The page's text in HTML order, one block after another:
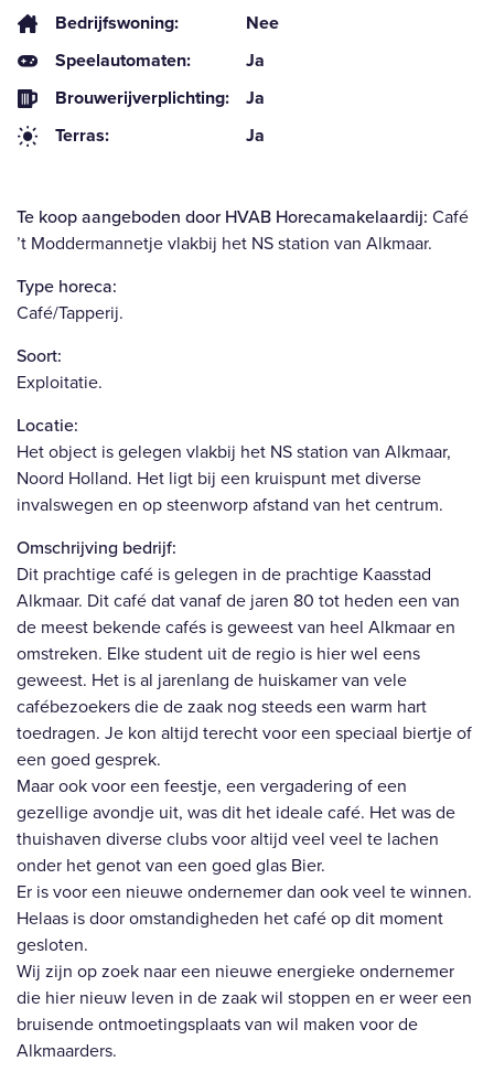
Bedrijfswoning:
Nee
Speelautomaten:
Ja
Brouwerijverplichting:
Ja
Terras:
Ja
Te koop aangeboden door HVAB Horecamakelaardij: Café
’t Moddermannetje vlakbij het NS station van Alkmaar.
Type horeca:
Café/Tapperij.
Soort:
Exploitatie.
Locatie:
Het object is gelegen vlakbij het NS station van Alkmaar,
Noord Holland. Het ligt bij een kruispunt met diverse
invalswegen en op steenworp afstand van het centrum.
Omschrijving bedrijf:
Dit prachtige café is gelegen in de prachtige Kaasstad
Alkmaar. Dit café dat vanaf de jaren 80 tot heden een van
de meest bekende cafés is geweest van heel Alkmaar en
omstreken. Elke student uit de regio is hier wel eens
geweest. Het is al jarenlang de huiskamer van vele
cafébezoekers die de zaak nog steeds een warm hart
toedragen. Je kon altijd terecht voor een speciaal biertje of
een goed gesprek.
Maar ook voor een feestje, een vergadering of een
gezellige avondje uit, was dit het ideale café. Het was de
thuishaven diverse clubs voor altijd veel veel te lachen
onder het genot van een goed glas Bier.
Er is voor een nieuwe ondernemer dan ook veel te winnen.
Helaas is door omstandigheden het café op dit moment
gesloten.
Wij zijn op zoek naar een nieuwe energieke ondernemer
die hier nieuw leven in de zaak wil stoppen en er weer een
bruisende ontmoetingsplaats van wil maken voor de
Alkmaarders.